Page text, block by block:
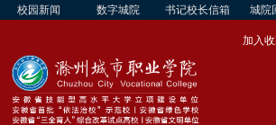
校园新闻 数字城院 书记校长信箱 城院
加入